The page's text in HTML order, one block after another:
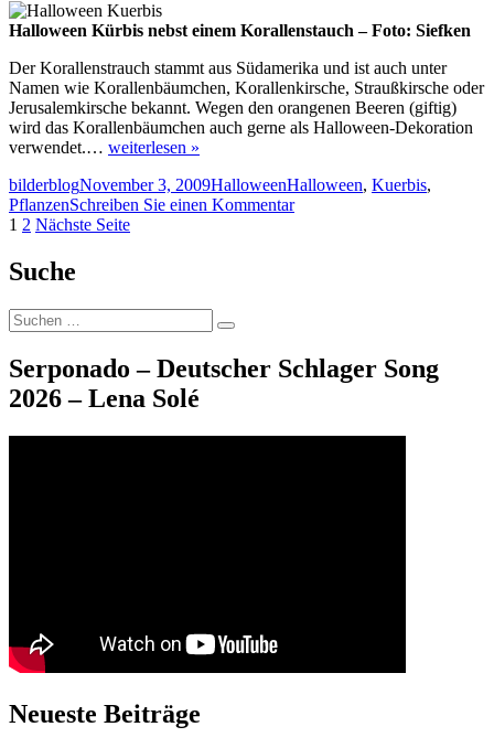
Halloween Kürbis nebst einem Korallenstauch – Foto: Siefken
Der Korallenstrauch stammt aus Südamerika und ist auch unter
Namen wie Korallenbäumchen, Korallenkirsche, Straußkirsche oder
Jerusalemkirsche bekannt. Wegen den orangenen Beeren (giftig)
wird das Korallenbäumchen auch gerne als Halloween-Dekoration
verwendet.… weiterlesen »
Autor
bilderblogVeröffentlicht
am
November 3, 2009Kategorien
HalloweenSchlagwörter
Halloween, Kuerbis,
PflanzenSchreiben Sie einen Kommentarzu
Seitennummerierung
der
Beiträge
Seite
1 Seite
2 Nächste Seite
Suche
Suche
nach:
Suchen
Serponado – Deutscher Schlager Song
2026 – Lena Solé
Neueste Beiträge